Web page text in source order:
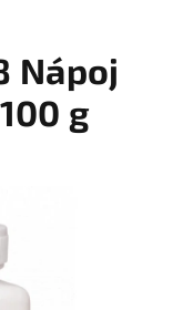
Nápoj
g